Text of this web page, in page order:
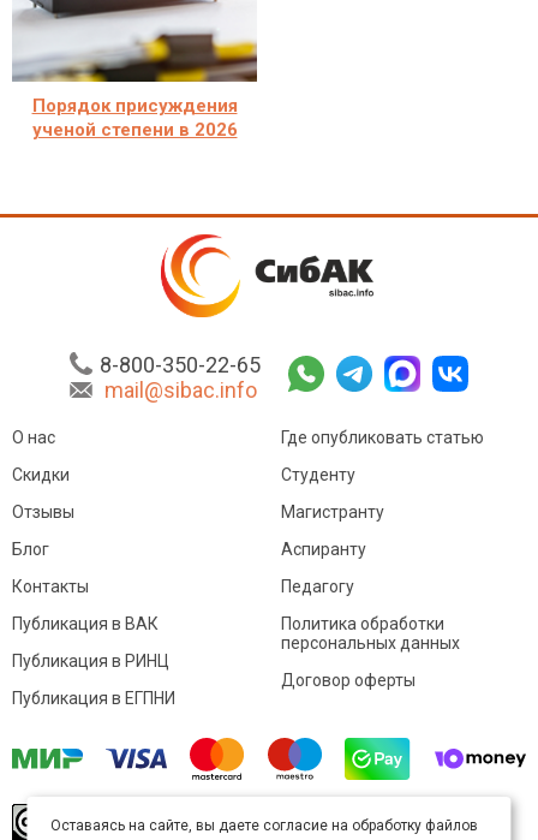
Порядок присуждения
ученой степени в 2026
8-800-350-22-65
mail@sibac.info
О нас
Скидки
Отзывы
Блог
Контакты
Где опубликовать статью
Студенту
Магистранту
Аспиранту
Педагогу
Публикация в ВАК
Публикация в РИНЦ
Публикация в ЕГПНИ
Политика обработки
персональных данных
Договор оферты
произведение доступно полицензии Creative
Оставаясь на сайте, вы даете согласие на обработку файлов